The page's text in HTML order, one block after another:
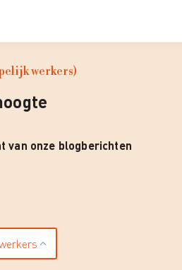
werkers)
van onze blogberichten